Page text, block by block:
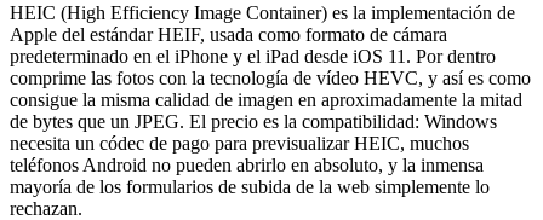
HEIC (High Efficiency Image Container) es la implementación de
Apple del estándar HEIF, usada como formato de cámara
predeterminado en el iPhone y el iPad desde iOS 11. Por dentro
comprime las fotos con la tecnología de vídeo HEVC, y así es como
consigue la misma calidad de imagen en aproximadamente la mitad
de bytes que un JPEG. El precio es la compatibilidad: Windows
necesita un códec de pago para previsualizar HEIC, muchos
teléfonos Android no pueden abrirlo en absoluto, y la inmensa
mayoría de los formularios de subida de la web simplemente lo
rechazan.